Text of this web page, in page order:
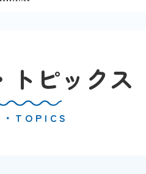
トピックス
TOPICS